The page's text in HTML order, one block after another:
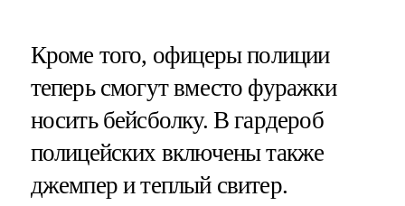
Кроме того, офицеры полиции
теперь смогут вместо фуражки
носить бейсболку. В гардероб
полицейских включены также
джемпер и теплый свитер.